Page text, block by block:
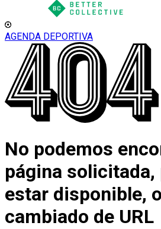
AGENDA DEPORTIVA
No podemos
página solicitada,
estar disponible,
cambiado de URL